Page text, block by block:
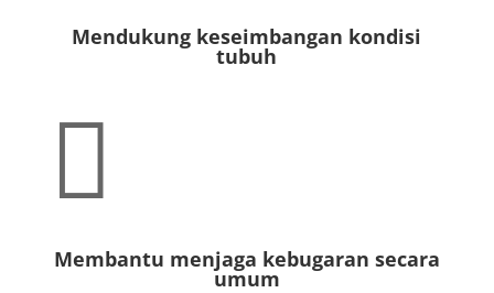
Mendukung keseimbangan kondisi
tubuh

Membantu menjaga kebugaran secara
umum